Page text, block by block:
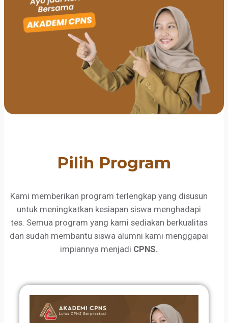
Pilih Program
Kami memberikan program terlengkap yang disusun
untuk meningkatkan kesiapan siswa menghadapi
tes. Semua program yang kami sediakan berkualitas
dan sudah membantu siswa alumni kami menggapai
impiannya menjadi CPNS.